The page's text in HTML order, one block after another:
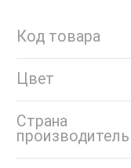
Код товара
Цвет
Страна
производитель